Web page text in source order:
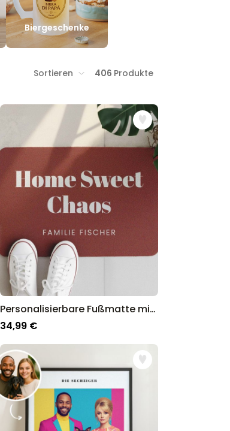
Biergeschenke
Sortieren 406 Produkte
Personalisierbare Fußmatte mit drei Zeilen
34,99 €